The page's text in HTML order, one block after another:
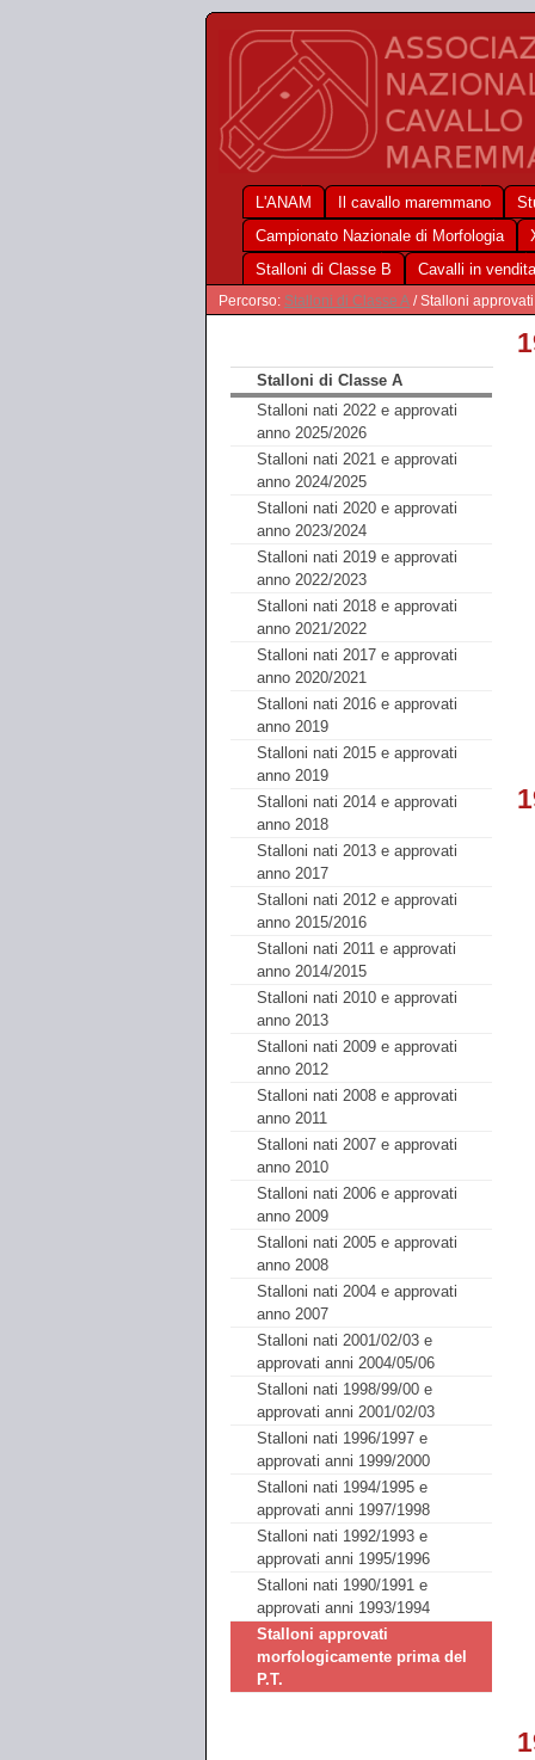
L'ANAM Il cavallo maremmano
Campionato Nazionale di Morfologia
Stalloni di Classe B
Cavalli in vendita
Percorso: Stalloni di Classe A / Stalloni
Stalloni di Classe A
Stalloni nati 2022 e approvati
anno 2025/2026
Stalloni nati 2021 e approvati
anno 2024/2025
Stalloni nati 2020 e approvati
anno 2023/2024
Stalloni nati 2019 e approvati
anno 2022/2023
Stalloni nati 2018 e approvati
anno 2021/2022
Stalloni nati 2017 e approvati
anno 2020/2021
Stalloni nati 2016 e approvati
anno 2019
Stalloni nati 2015 e approvati
anno 2019
Stalloni nati 2014 e approvati
anno 2018
Stalloni nati 2013 e approvati
anno 2017
Stalloni nati 2012 e approvati
anno 2015/2016
Stalloni nati 2011 e approvati
anno 2014/2015
Stalloni nati 2010 e approvati
anno 2013
Stalloni nati 2009 e approvati
anno 2012
Stalloni nati 2008 e approvati
anno 2011
Stalloni nati 2007 e approvati
anno 2010
Stalloni nati 2006 e approvati
anno 2009
Stalloni nati 2005 e approvati
anno 2008
Stalloni nati 2004 e approvati
anno 2007
Stalloni nati 2001/02/03 e
approvati anni 2004/05/06
Stalloni nati 1998/99/00 e
approvati anni 2001/02/03
Stalloni nati 1996/1997 e
approvati anni 1999/2000
Stalloni nati 1994/1995 e
approvati anni 1997/1998
Stalloni nati 1992/1993 e
approvati anni 1995/1996
Stalloni nati 1990/1991 e
approvati anni 1993/1994
Stalloni approvati
morfologicamente prima del
P.T.